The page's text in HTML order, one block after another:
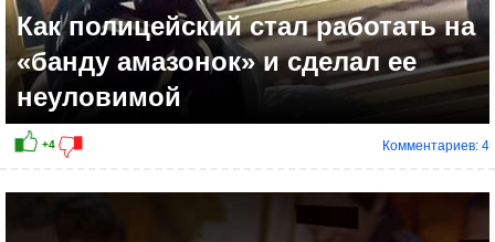
Как полицейский стал работать на
«банду амазонок» и сделал ее
неуловимой
Комментариев: 4